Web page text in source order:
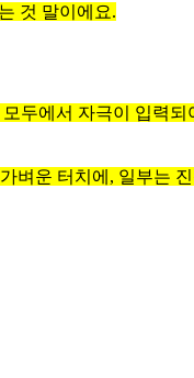
것 말이에요.
두에서 자극이 입력
벼운 터치에, 일부는